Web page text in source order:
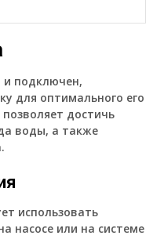
и подключен,
для оптимального его
достичь
воды, а также
использовать
насосе или на системе